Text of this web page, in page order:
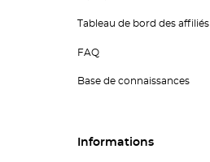
Tableau de bord des affiliés
FAQ
Base de connaissances
Informations